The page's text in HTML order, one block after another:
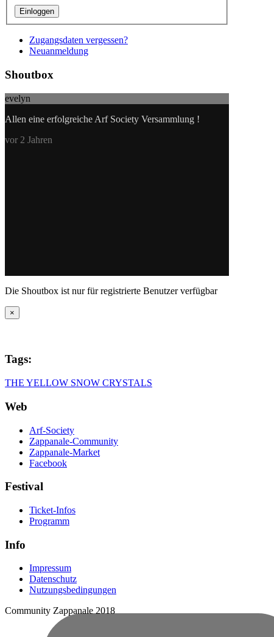
Einloggen
Zugangsdaten vergessen?
Neuanmeldung
Shoutbox
evelyn
Allen eine erfolgreiche Arf Society Versammlung !
vor 2 Jahren
Die Shoutbox ist nur für registrierte Benutzer verfügbar
×
Tags:
THE YELLOW SNOW CRYSTALS
Web
Arf-Society
Zappanale-Community
Zappanale-Market
Facebook
Festival
Ticket-Infos
Programm
Info
Impressum
Datenschutz
Nutzungsbedingungen
Community Zappanale 2018